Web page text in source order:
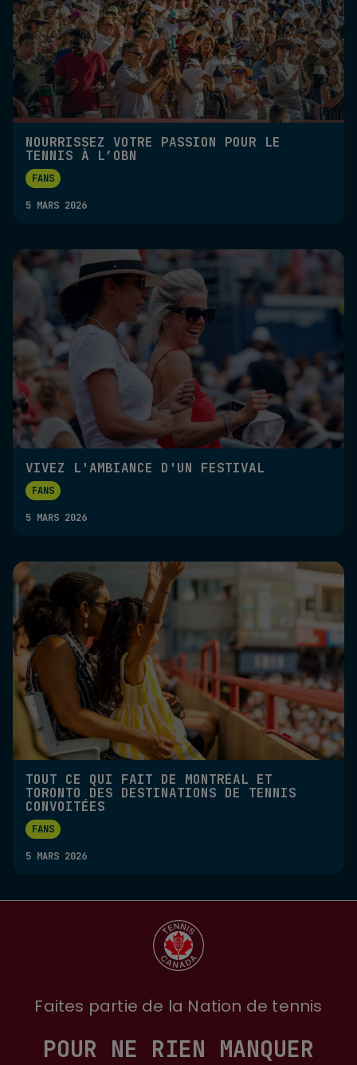
NOURRISSEZ VOTRE PASSION POUR LE
TENNIS À L’OBN
FANS
5 MARS 2026
VIVEZ L'AMBIANCE D'UN FESTIVAL
FANS
5 MARS 2026
TOUT CE QUI FAIT DE MONTRÉAL ET
TORONTO DES DESTINATIONS DE TENNIS
CONVOITÉES
FANS
5 MARS 2026
Faites partie de la Nation de tennis
POUR NE RIEN MANQUER